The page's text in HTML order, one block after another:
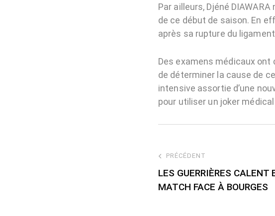
Par ailleurs, Djéné
de ce début de saison. En
après sa rupture du
Des examens médicaux
de déterminer la cause de
intensive assortie d’une
pour utiliser un joker médical
PRÉCÉDENT
LES GUERRIÈRES CALENT
MATCH FACE À BOURGES